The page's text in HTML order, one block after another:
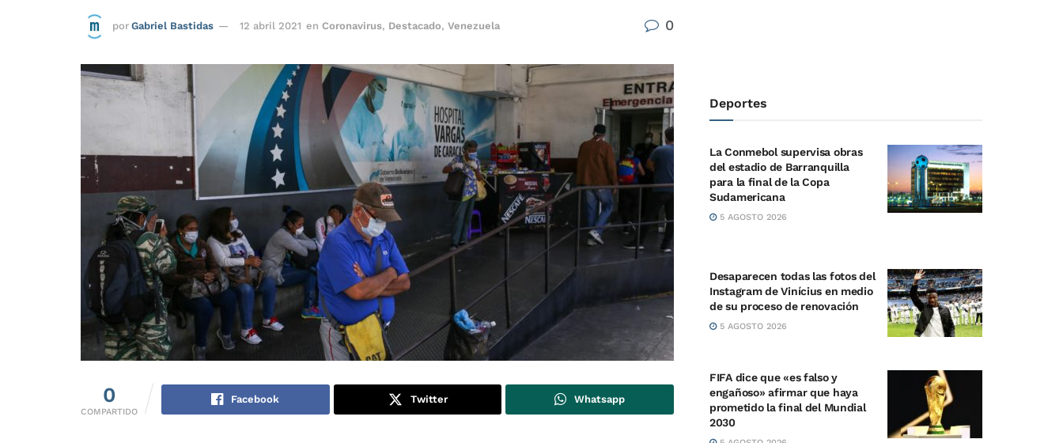
por Gabriel Bastidas 12 abril 2021 en Coronavirus, Destacado,Venezuela 0
0
COMPARTIDO
Facebook Twitter Whatsapp
Deportes
La Conmebol supervisa obras
del estadio de Barranquilla
para la final de la Copa
Sudamericana
5 AGOSTO 2026
Desaparecen todas las fotos del
Instagram de Vinícius en medio
de su proceso de renovación
5 AGOSTO 2026
FIFA dice que «es falso y
engañoso» afirmar que haya
prometido la final del Mundial
2030